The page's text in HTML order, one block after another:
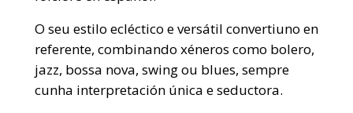
O seu estilo ecléctico e versátil convertiuno en
referente, combinando xéneros como bolero,
jazz, bossa nova, swing ou blues, sempre
cunha interpretación única e seductora.